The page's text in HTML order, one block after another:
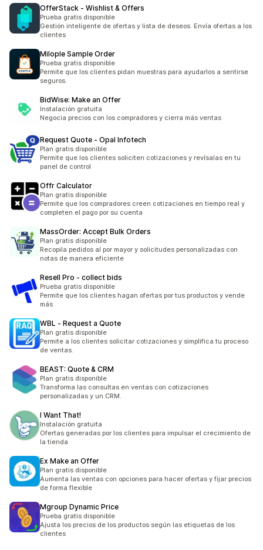
OfferStack ‑ Wishlist & Offers
Prueba gratis disponible
Gestión inteligente de ofertas y lista de deseos. Envía ofertas a los
clientes
Milople Sample Order
Prueba gratis disponible
Permite que los clientes pidan muestras para ayudarlos a sentirse
seguros.
BidWise: Make an Offer
Instalación gratuita
Negocia precios con los compradores y cierra más ventas
Request Quote ‑ Opal Infotech
Plan gratis disponible
Permite que los clientes soliciten cotizaciones y revísalas en tu
panel de control
Offr Calculator
Plan gratis disponible
Permite que los compradores creen cotizaciones en tiempo real y
completen el pago por su cuenta
MassOrder: Accept Bulk Orders
Plan gratis disponible
Recopila pedidos al por mayor y solicitudes personalizadas con
notas de manera eficiente
Resell Pro ‑ collect bids
Prueba gratis disponible
Permite que los clientes hagan ofertas por tus productos y vende
más
WBL ‑ Request a Quote
Plan gratis disponible
Permite a los clientes solicitar cotizaciones y simplifica tu proceso
de ventas.
BEAST: Quote & CRM
Plan gratis disponible
Transforma las consultas en ventas con cotizaciones
personalizadas y un CRM.
I Want That!
Instalación gratuita
Ofertas generadas por los clientes para impulsar el crecimiento de
la tienda
Ex Make an Offer
Plan gratis disponible
Aumenta las ventas con opciones para hacer ofertas y fijar precios
de forma flexible
Mgroup Dynamic Price
Prueba gratis disponible
Ajusta los precios de los productos según las etiquetas de los
clientes